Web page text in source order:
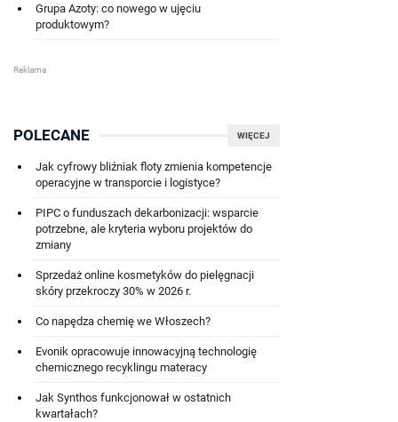
Grupa Azoty: co nowego w ujęciu
produktowym?
WIĘCEJ
POLECANE
Jak cyfrowy bliźniak floty zmienia kompetencje
operacyjne w transporcie i logistyce?
PIPC o funduszach dekarbonizacji: wsparcie
potrzebne, ale kryteria wyboru projektów do
zmiany
Sprzedaż online kosmetyków do pielęgnacji
skóry przekroczy 30% w 2026 r.
Co napędza chemię we Włoszech?
Evonik opracowuje innowacyjną technologię
chemicznego recyklingu materacy
Jak Synthos funkcjonował w ostatnich
kwartałach?